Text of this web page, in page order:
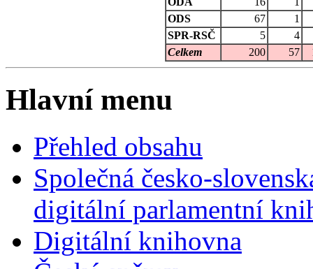
ODS
67
1
SPR-RSČ
5
4
Celkem
200 57
Hlavní menu
Přehled obsahu
Společná česko-
digitální parlamentní
Digitální knihovna